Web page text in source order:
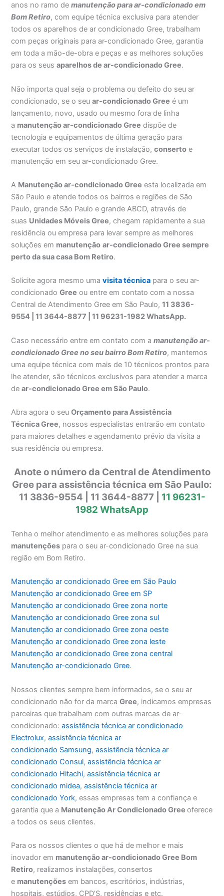
anos no ramo demanutenção para ar-condicionado em
Bom Retiro, com equipe técnica exclusiva para atender
todos os aparelhos de ar condicionado Gree, trabalham
com peças originais para ar-condicionado Gree, garantia
em toda a mão-de-obra e peças e as melhores soluções
para os seusaparelhos de ar-condicionado Gree.
Não importa qual seja o problema ou defeito do seu ar
condicionado, se o seuar-condicionado Gree é um
lançamento, novo, usado ou mesmo fora de linha
a manutenção ar-condicionado Gree dispõe de
tecnologia e equipamentos de última geração para
executar todos os serviços de instalação,conserto e
manutenção em seu ar-condicionado Gree.
A Manutenção ar-condicionado Gree esta localizada em
São Paulo e atende todos os bairros e regiões de São
Paulo, grande São Paulo e grande ABCD, através de
suas Unidades Móveis Gree, chegam rapidamente a sua
residência ou empresa para levar sempre as melhores
soluções em manutenção ar-condicionado Gree sempre
perto da sua casa Bom Retiro.
Solicite agora mesmo umavisita técnica para o seu ar-
condicionadoGree ou entre em contato com a nossa
Central de Atendimento Gree em São Paulo,11 3836-
9554 | 11 3644-8877 | 11 96231-1982 WhatsApp.
Caso necessário entre em contato com amanutenção ar-
condicionado Gree no seu bairro Bom Retiro, mantemos
uma equipe técnica com mais de 10 técnicos prontos para
lhe atender, são técnicos exclusivos para atender a marca
dear-condicionado Gree em São Paulo.
Abra agora o seuOrçamento para Assistência
Técnica Gree, nossos especialistas entrarão em contato
para maiores detalhes e agendamento prévio da visita a
sua residência ou empresa.
Anote o número da Central de Atendimento
Gree para assistência técnica em São Paulo:
11 3836-9554 | 11 3644-8877 | 11 96231-
1982 WhatsApp
Tenha o melhor atendimento e as melhores soluções para
manutenções para o seu ar-condicionado Gree na sua
região em Bom Retiro.
Manutenção ar condicionado Gree em São Paulo
Manutenção ar condicionado Gree em SP
Manutenção ar condicionado Gree zona norte
Manutenção ar condicionado Gree zona sul
Manutenção ar condicionado Gree zona oeste
Manutenção ar condicionado Gree zona leste
Manutenção ar condicionado Gree zona central
Manutenção ar-condicionado Gree.
Nossos clientes sempre bem informados, se o seu ar
condicionado não for da marcaGree, indicamos empresas
parceiras que trabalham com outras marcas de ar-
condicionado:assistência técnica ar condicionado
Electrolux,assistência técnica ar
condicionado Samsung,assistência técnica ar
condicionado Consul,assistência técnica ar
condicionado Hitachi,assistência técnica ar
condicionado midea,assistência técnica ar
condicionado York, essas empresas tem a confiança e
garantia que a Manutenção Ar Condicionado Greeoferece
a todos os seus clientes.
Para os nossos clientes o que há de melhor e mais
inovador em manutenção ar-condicionado Gree Bom
Retiro, realizamos instalações, consertos
e manutenções em bancos, escritórios, indústrias,
hospitais, estúdios, CPD’S, residências e etc.